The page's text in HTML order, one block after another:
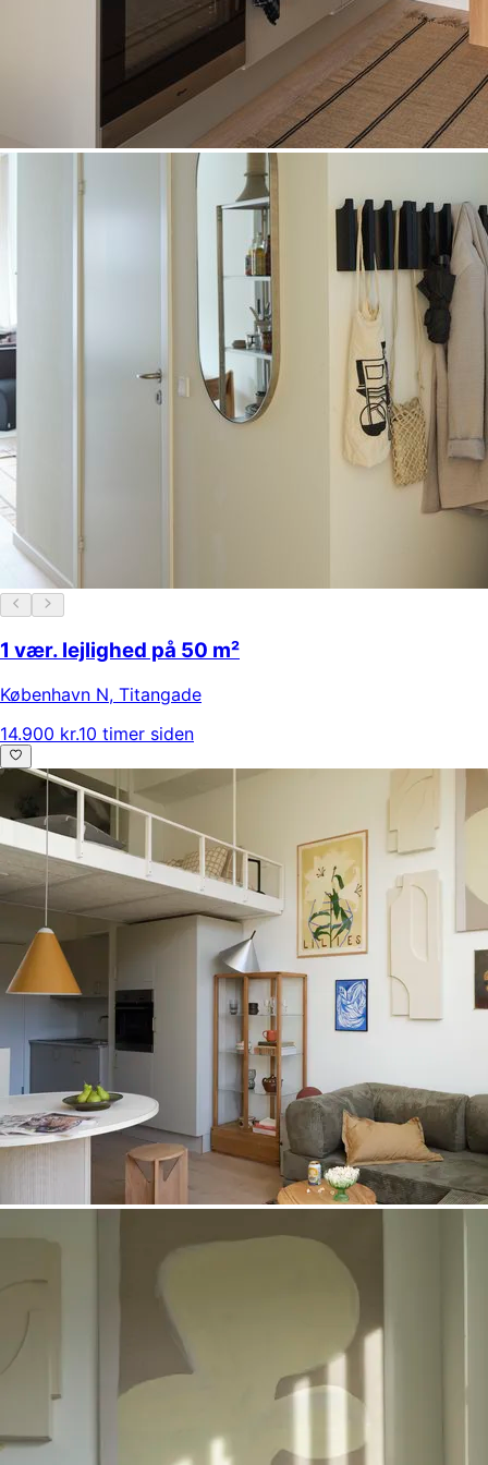
1 vær. lejlighed på 50 m²
København N, Titangade
14.900 kr.10 timer siden